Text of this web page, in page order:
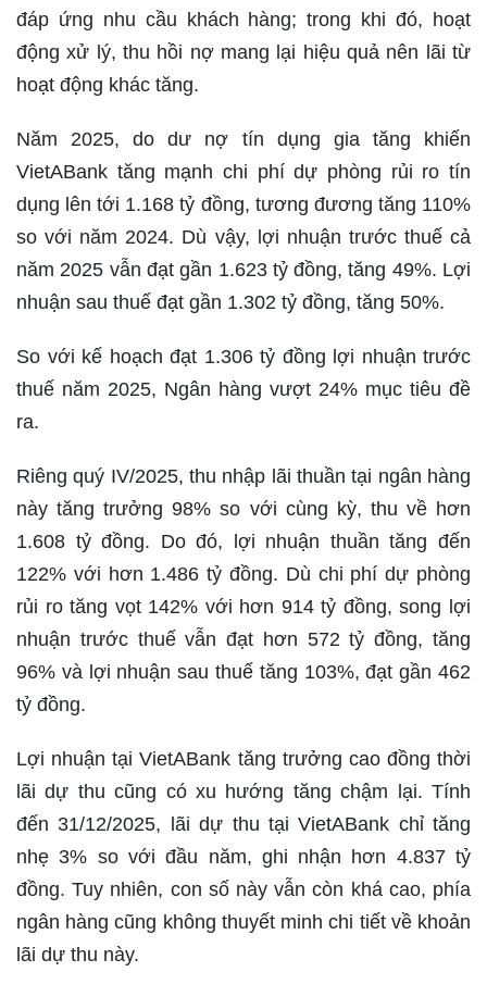
đáp ứng nhu cầu khách hàng; trong khi đó, hoạt
động xử lý, thu hồi nợ mang lại hiệu quả nên lãi từ
hoạt động khác tăng.
Năm 2025, do dư nợ tín dụng gia tăng khiến
VietABank tăng mạnh chi phí dự phòng rủi ro tín
dụng lên tới 1.168 tỷ đồng, tương đương tăng 110%
so với năm 2024. Dù vậy, lợi nhuận trước thuế cả
năm 2025 vẫn đạt gần 1.623 tỷ đồng, tăng 49%. Lợi
nhuận sau thuế đạt gần 1.302 tỷ đồng, tăng 50%.
So với kế hoạch đạt 1.306 tỷ đồng lợi nhuận trước
thuế năm 2025, Ngân hàng vượt 24% mục tiêu đề
ra.
Riêng quý IV/2025, thu nhập lãi thuần tại ngân hàng
này tăng trưởng 98% so với cùng kỳ, thu về hơn
1.608 tỷ đồng. Do đó, lợi nhuận thuần tăng đến
122% với hơn 1.486 tỷ đồng. Dù chi phí dự phòng
rủi ro tăng vọt 142% với hơn 914 tỷ đồng, song lợi
nhuận trước thuế vẫn đạt hơn 572 tỷ đồng, tăng
96% và lợi nhuận sau thuế tăng 103%, đạt gần 462
tỷ đồng.
Lợi nhuận tại VietABank tăng trưởng cao đồng thời
lãi dự thu cũng có xu hướng tăng chậm lại. Tính
đến 31/12/2025, lãi dự thu tại VietABank chỉ tăng
nhẹ 3% so với đầu năm, ghi nhận hơn 4.837 tỷ
đồng. Tuy nhiên, con số này vẫn còn khá cao, phía
ngân hàng cũng không thuyết minh chi tiết về khoản
lãi dự thu này.